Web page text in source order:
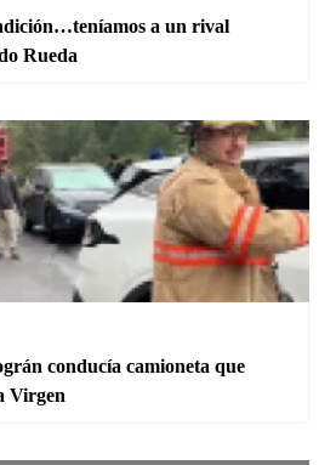
a un rival
Rueda
conducía camioneta que
Virgen